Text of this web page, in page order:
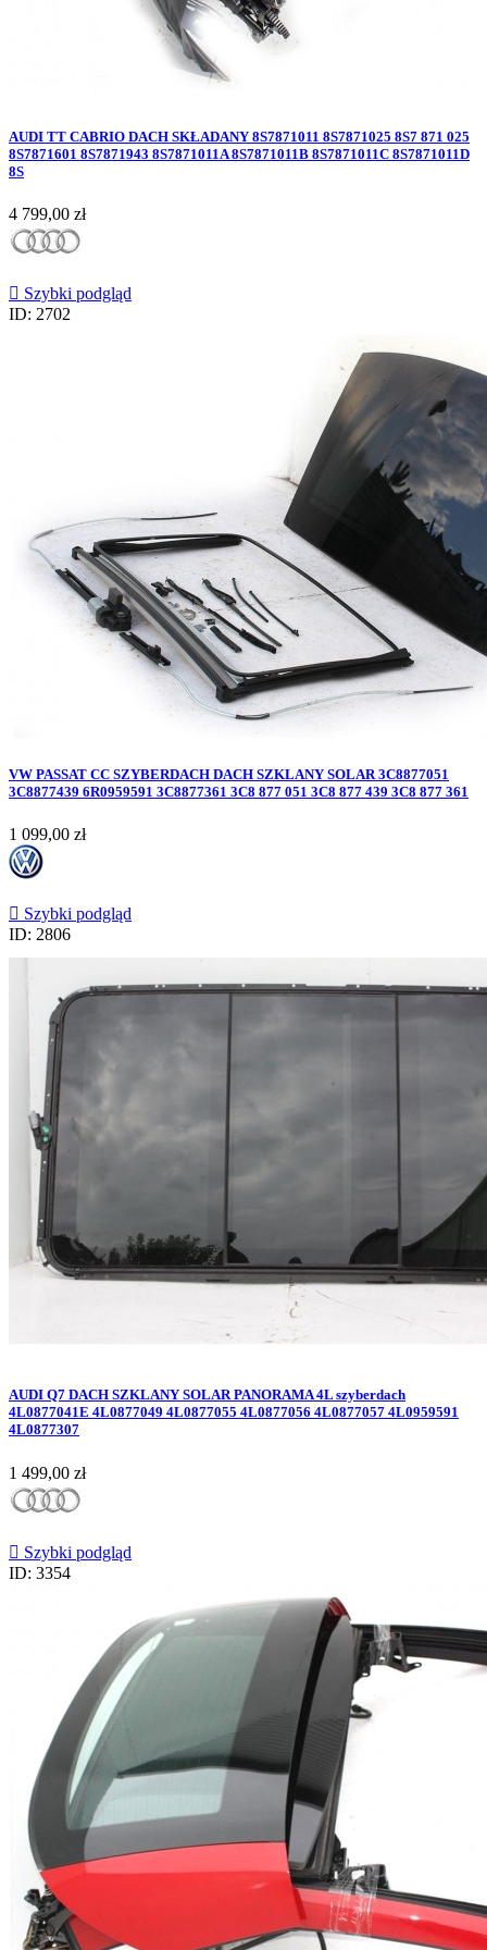
AUDI TT CABRIO DACH SKŁADANY 8S7871011 8S7871025 8S7 871 025
8S7871601 8S7871943 8S7871011A 8S7871011B 8S7871011C 8S7871011D
8S
Cena
4 799,00 zł
 Szybki podgląd
ID: 2702
VW PASSAT CC SZYBERDACH DACH SZKLANY SOLAR 3C8877051
3C8877439 6R0959591 3C8877361 3C8 877 051 3C8 877 439 3C8 877 361
Cena
1 099,00 zł
 Szybki podgląd
ID: 2806
AUDI Q7 DACH SZKLANY SOLAR PANORAMA 4L szyberdach
4L0877041E 4L0877049 4L0877055 4L0877056 4L0877057 4L0959591
4L0877307
Cena
1 499,00 zł
 Szybki podgląd
ID: 3354